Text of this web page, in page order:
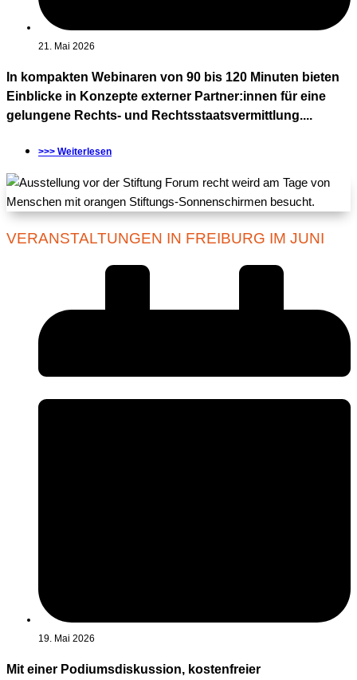
21. Mai 2026
In kompakten Webinaren von 90 bis 120 Minuten bieten
Einblicke in Konzepte externer Partner:innen für eine
gelungene Rechts- und Rechtsstaatsvermittlung....
>>> Weiterlesen
VERANSTALTUNGEN IN FREIBURG IM JUNI
19. Mai 2026
Mit einer Podiumsdiskussion, kostenfreier